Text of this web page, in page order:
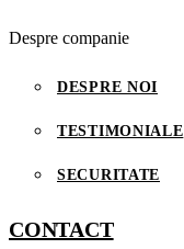
Despre companie
DESPRE NOI
TESTIMONIALE
SECURITATE
CONTACT